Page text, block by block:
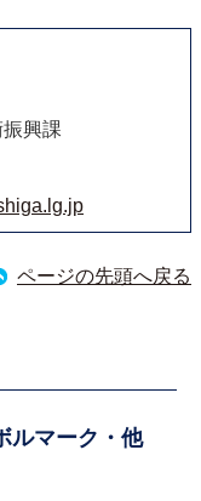
興課
ページの先頭へ戻る
ルマーク・他